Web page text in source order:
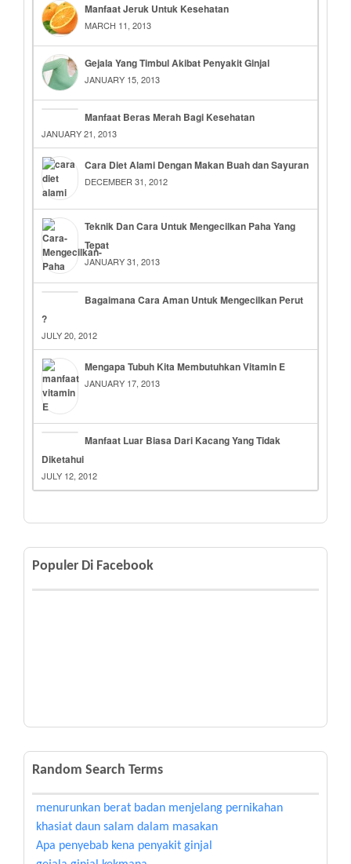
Manfaat Jeruk Untuk Kesehatan
MARCH 11, 2013
Gejala Yang Timbul Akibat Penyakit Ginjal
JANUARY 15, 2013
Manfaat Beras Merah Bagi Kesehatan
JANUARY 21, 2013
Cara Diet Alami Dengan Makan Buah dan Sayuran
DECEMBER 31, 2012
Teknik Dan Cara Untuk Mengecilkan Paha Yang
Tepat
JANUARY 31, 2013
Bagaimana Cara Aman Untuk Mengecilkan Perut
?
JULY 20, 2012
Mengapa Tubuh Kita Membutuhkan Vitamin E
JANUARY 17, 2013
Manfaat Luar Biasa Dari Kacang Yang Tidak
Diketahui
JULY 12, 2012
Populer Di Facebook
Random Search Terms
menurunkan berat badan menjelang pernikahan
khasiat daun salam dalam masakan
Apa penyebab kena penyakit ginjal